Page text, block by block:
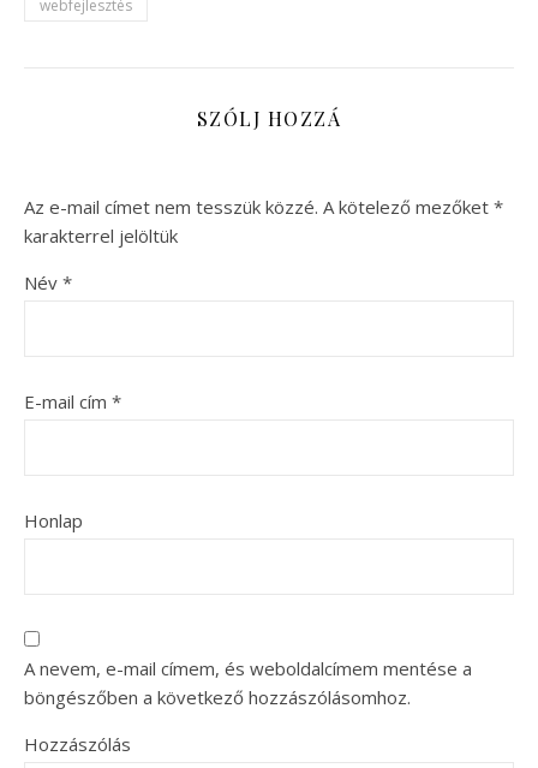
webfejlesztés
SZÓLJ HOZZÁ
Az e-mail címet nem tesszük közzé. A kötelező mezőket *
karakterrel jelöltük
Név *
E-mail cím *
Honlap
A nevem, e-mail címem, és weboldalcímem mentése a
böngészőben a következő hozzászólásomhoz.
Hozzászólás